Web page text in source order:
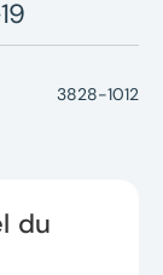
3828-1012
du